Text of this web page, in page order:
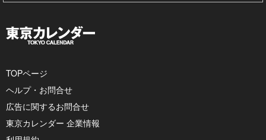
TOPページ
ヘルプ・お問合せ
広告に関するお問合せ
東京カレンダー 企業情報